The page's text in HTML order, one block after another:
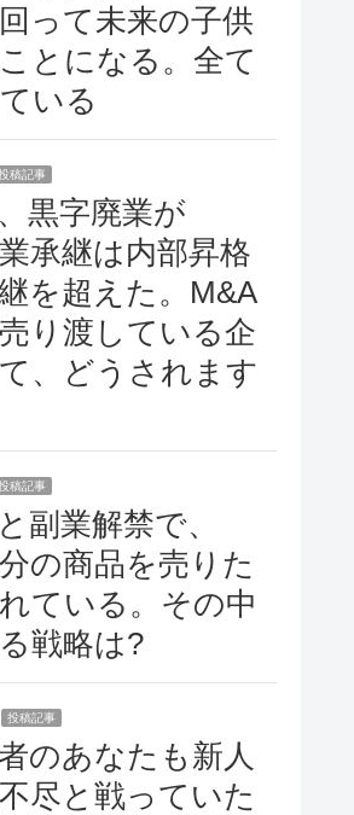
って未来の子供
とになる。全て
いる
稿記事
黒字廃業が
承継は内部昇格
を超えた。M&A
り渡している企
、どうされます
稿記事
副業解禁で、
の商品を売りた
ている。その中
戦略は?
投稿記事
のあなたも新人
尽と戦っていた